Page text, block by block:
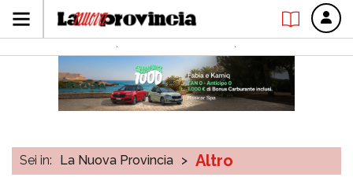
Sei in: La Nuova Provincia > Altro